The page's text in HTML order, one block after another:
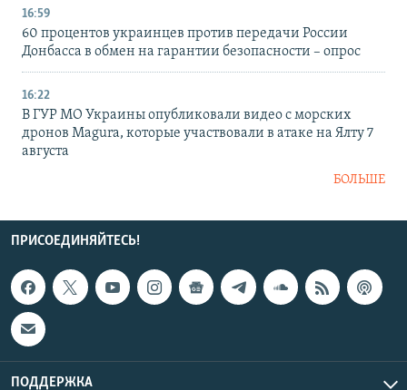
16:59
60 процентов украинцев против передачи России
Донбасса в обмен на гарантии безопасности – опрос
16:22
В ГУР МО Украины опубликовали видео с морских
дронов Magura, которые участвовали в атаке на Ялту 7
августа
БОЛЬШЕ
ПРИСОЕДИНЯЙТЕСЬ!
ПОДДЕРЖКА